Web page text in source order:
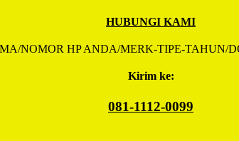
HUBUNGI KAMI
NOMOR HP ANDA/MERK-TIPE-TAHUN/
Kirim ke:
081-1112-0099